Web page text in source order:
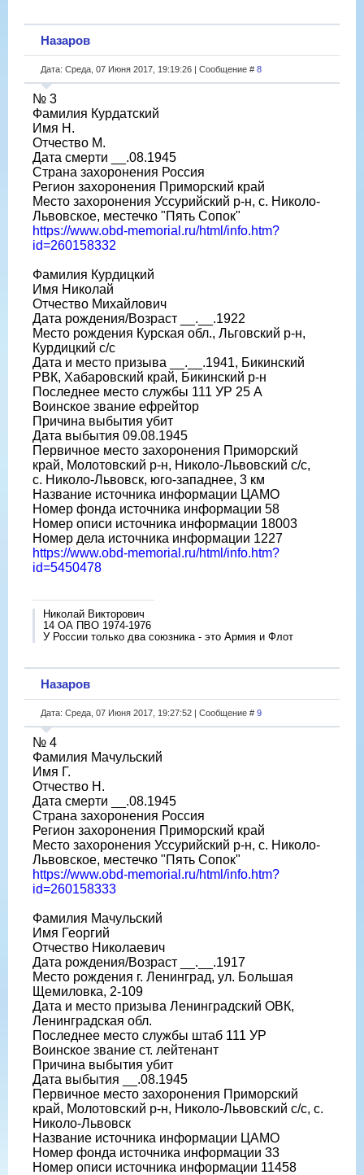
Назаров
Дата: Среда, 07 Июня 2017, 19:19:26 | Сообщение # 8
№ 3
Фамилия Курдатский
Имя Н.
Отчество М.
Дата смерти __.08.1945
Страна захоронения Россия
Регион захоронения Приморский край
Место захоронения Уссурийский р-н, с. Николо-
Львовское, местечко "Пять Сопок"
https://www.obd-memorial.ru/html/info.htm?
id=260158332
Фамилия Курдицкий
Имя Николай
Отчество Михайлович
Дата рождения/Возраст __.__.1922
Место рождения Курская обл., Льговский р-н,
Курдицкий с/с
Дата и место призыва __.__.1941, Бикинский
РВК, Хабаровский край, Бикинский р-н
Последнее место службы 111 УР 25 А
Воинское звание ефрейтор
Причина выбытия убит
Дата выбытия 09.08.1945
Первичное место захоронения Приморский
край, Молотовский р-н, Николо-Львовский с/с,
с. Николо-Львовск, юго-западнее, 3 км
Название источника информации ЦАМО
Номер фонда источника информации 58
Номер описи источника информации 18003
Номер дела источника информации 1227
https://www.obd-memorial.ru/html/info.htm?
id=5450478
Николай Викторович
14 ОА ПВО 1974-1976
У России только два союзника - это Армия и Флот
Назаров
Дата: Среда, 07 Июня 2017, 19:27:52 | Сообщение # 9
№ 4
Фамилия Мачульский
Имя Г.
Отчество Н.
Дата смерти __.08.1945
Страна захоронения Россия
Регион захоронения Приморский край
Место захоронения Уссурийский р-н, с. Николо-
Львовское, местечко "Пять Сопок"
https://www.obd-memorial.ru/html/info.htm?
id=260158333
Фамилия Мачульский
Имя Георгий
Отчество Николаевич
Дата рождения/Возраст __.__.1917
Место рождения г. Ленинград, ул. Большая
Щемиловка, 2-109
Дата и место призыва Ленинградский ОВК,
Ленинградская обл.
Последнее место службы штаб 111 УР
Воинское звание ст. лейтенант
Причина выбытия убит
Дата выбытия __.08.1945
Первичное место захоронения Приморский
край, Молотовский р-н, Николо-Львовский с/с, с.
Николо-Львовск
Название источника информации ЦАМО
Номер фонда источника информации 33
Номер описи источника информации 11458